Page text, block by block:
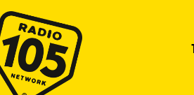
Radio 105